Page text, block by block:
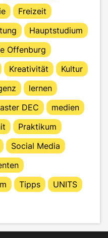
Freizeit
Hauptstudium
Offenburg
Kreativität
Kultur
lernen
DEC
medien
Praktikum
Social Media
Tipps
UNITS